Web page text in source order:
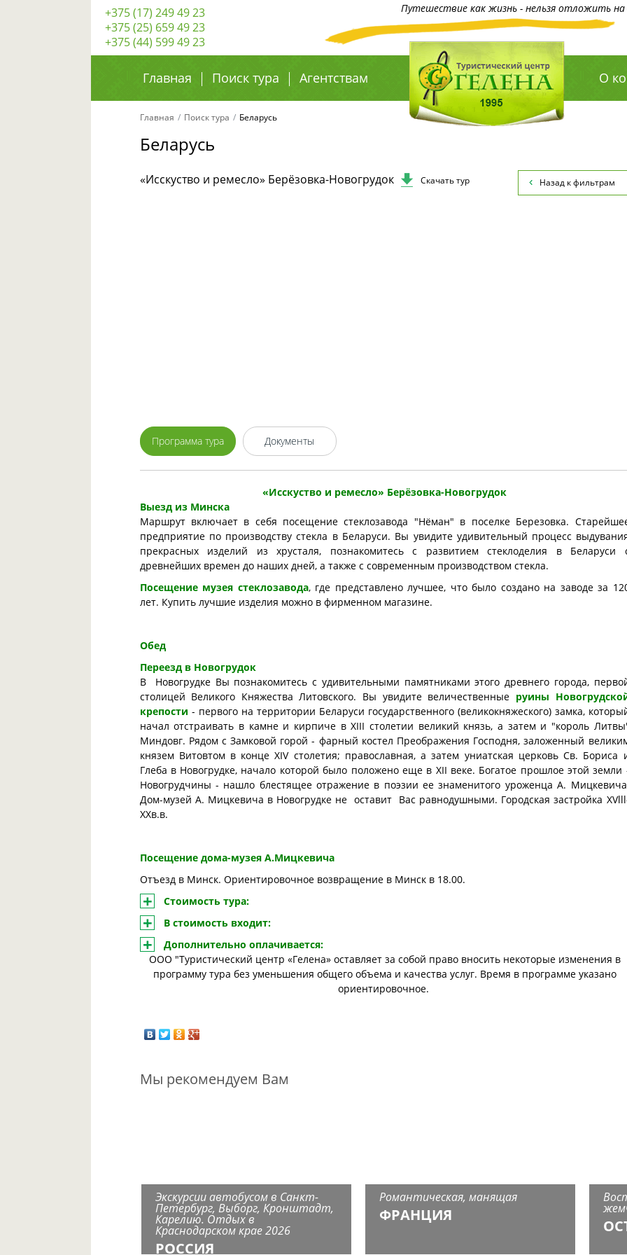
+375 (17) 249 49 23
+375 (25) 659 49 23
+375 (44) 599 49 23
Путешествие как жизнь - нельзя отложить
Главная Поиск тура Агентствам О
Главная Поиск тура Беларусь
Беларусь
«Исскуство и ремесло» Берёзовка-Новогрудок Скачать тур Назад к фильтрам
Программа тура Документы
«Исскуство и ремесло» Берёзовка-Новогрудок
Выезд из Минска
Маршрут включает в себя посещение cтеклозавода "Нёман" в поселке Березовка.
предприятие по производству стекла в Беларуси. Вы увидите удивительный процесс
прекрасных изделий из хрусталя, познакомитесь с развитием стеклоделия в Беларуси
древнейших времен до наших дней, а также с современным производством стекла.
Посещение музея стеклозавода, где представлено лучшее, что было создано на заводе за
лет. Купить лучшие изделия можно в фирменном магазине.
Обед
Переезд в Новогрудок
В Новогрудке Вы познакомитесь с удивительными памятниками этого древнего города,
столицей Великого Княжества Литовского. Вы увидите величественные руины
крепости - первого на территории Беларуси государственного (великокняжеского) замка,
начал отстраивать в камне и кирпиче в ХIII столетии великий князь, а затем и "король
Миндовг. Рядом с Замковой горой - фарный костел Преображения Господня, заложенный
князем Витовтом в конце ХIV столетия; православная, а затем униатская церковь Св. Бориса
Глеба в Новогрудке, начало которой было положено еще в ХII веке. Богатое прошлое этой земли
Новогрудчины - нашло блестящее отражение в поэзии ее знаменитого уроженца А.
Дом-музей А. Мицкевича в Новогрудке не оставит Вас равнодушными. Городская застройка
XXв.в.
Посещение дома-музея А.Мицкевича
Отъезд в Минск. Ориентировочное возвращение в Минск в 18.00.
Стоимость тура:
В стоимость входит:
Дополнительно оплачивается:
ООО "Туристический центр «Гелена» оставляет за собой право вносить некоторые изменения в
программу тура без уменьшения общего объема и качества услуг. Время в программе указано
ориентировочное.
Мы рекомендуем Вам
Экскурсии автобусом в Санкт-
Петербург, Выборг, Кронштадт,
Карелию. Отдых в
Краснодарском крае 2026
РОССИЯ
Романтическая, манящая
ФРАНЦИЯ